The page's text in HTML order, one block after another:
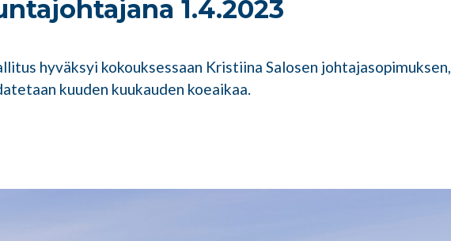
1.4.2023
hyväksyi kokouksessaan Kristiina Salosen johtajasopimuksen,
kuuden kuukauden koeaikaa.